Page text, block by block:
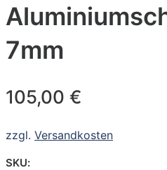
7mm
105,00 €
zzgl. Versandkosten
SKU: